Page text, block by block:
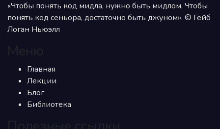
«Чтобы понять код мидла, нужно быть мидлом. Чтобы
понять код сеньора, достаточно быть джуном». © Гейб
Логан Ньюэлл
Главная
Лекции
Блог
Библиотека